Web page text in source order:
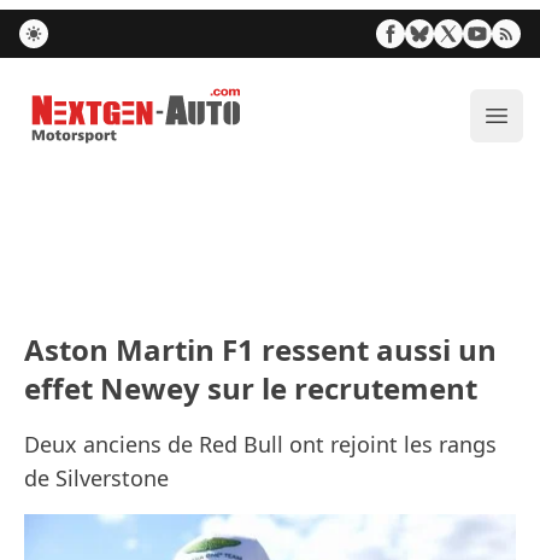
Nextgen-Auto.com
Aston Martin F1 ressent aussi un
effet Newey sur le recrutement
Deux anciens de Red Bull ont rejoint les rangs
de Silverstone